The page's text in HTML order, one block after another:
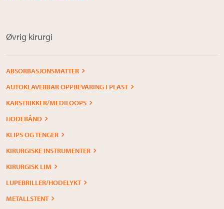
Øvrig kirurgi
ABSORBASJONSMATTER
AUTOKLAVERBAR OPPBEVARING I PLAST
KARSTRIKKER/MEDILOOPS
HODEBÅND
KLIPS OG TENGER
KIRURGISKE INSTRUMENTER
KIRURGISK LIM
LUPEBRILLER/HODELYKT
METALLSTENT